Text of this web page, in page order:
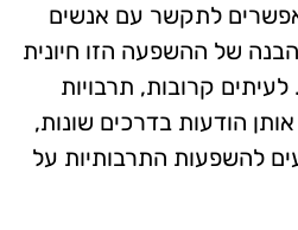
לתקשר עם אנשים
של ההשפעה הזו חיונית
קרובות, תרבויות
הודעות בדרכים שונות,
להשפעות התרבותיות על